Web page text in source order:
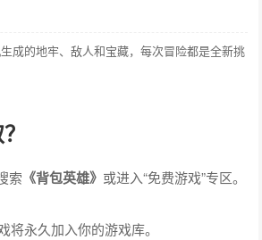
成的地牢、敌人和宝藏，每次冒险都是全新挑
索 《背包英雄》 或进入“免费游戏”专区。
将永久加入你的游戏库。